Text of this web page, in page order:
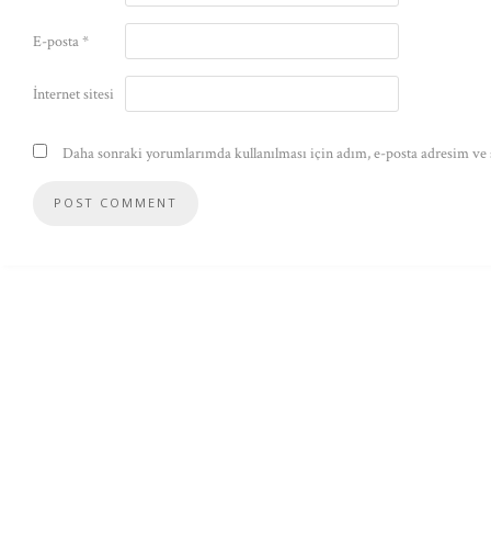
E-posta*
İnternet sitesi
Daha sonraki yorumlarımda kullanılması için adım, e-posta adresim